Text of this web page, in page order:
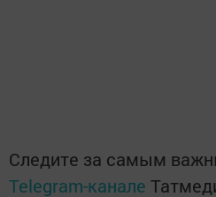
Следите за самым
Telegram-канале